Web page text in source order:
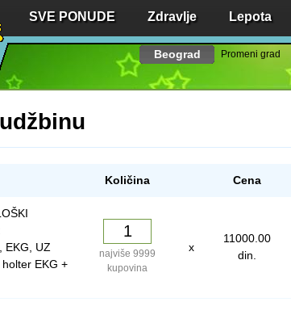
Beograd Promeni grad
SVE PONUDE Zdravlje Lepota
Količina Cena
EKG, UZ
EKG +
najviše 9999
kupovina
x
11000.00
din.